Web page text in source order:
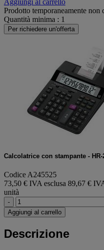
Aggiungi al carrello
Prodotto temporaneamente non
Quantità minima : 1
Per richiedere un'offerta
Calcolatrice con stampante - HR-
Codice A245525
73,50 € IVA esclusa 89,67 €
unità
-
Aggiungi al carrello
Descrizione